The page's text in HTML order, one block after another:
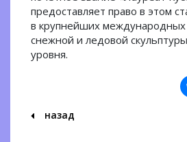
предоставляет право в этом
в крупнейших международных
снежной и ледовой
уровня.
назад